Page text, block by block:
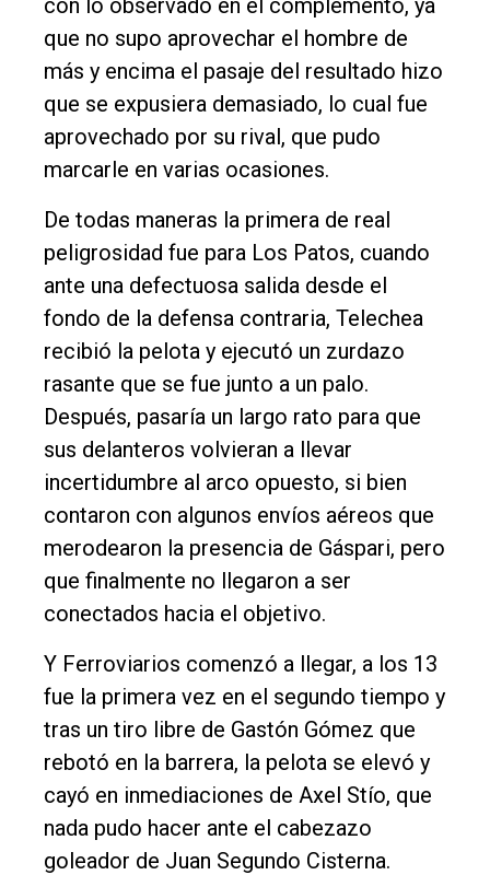
con lo observado en el complemento, ya
que no supo aprovechar el hombre de
más y encima el pasaje del resultado hizo
que se expusiera demasiado, lo cual fue
aprovechado por su rival, que pudo
marcarle en varias ocasiones.
De todas maneras la primera de real
peligrosidad fue para Los Patos, cuando
ante una defectuosa salida desde el
fondo de la defensa contraria, Telechea
recibió la pelota y ejecutó un zurdazo
rasante que se fue junto a un palo.
Después, pasaría un largo rato para que
sus delanteros volvieran a llevar
incertidumbre al arco opuesto, si bien
contaron con algunos envíos aéreos que
merodearon la presencia de Gáspari, pero
que finalmente no llegaron a ser
conectados hacia el objetivo.
Y Ferroviarios comenzó a llegar, a los 13
fue la primera vez en el segundo tiempo y
tras un tiro libre de Gastón Gómez que
rebotó en la barrera, la pelota se elevó y
cayó en inmediaciones de Axel Stío, que
nada pudo hacer ante el cabezazo
goleador de Juan Segundo Cisterna.